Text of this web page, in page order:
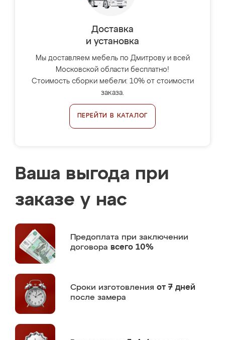
Доставка
и установка
Мы доставляем мебель по Дмитрову и всей
Московской области бесплатно!
Стоимость сборки мебели: 10% от стоимости
заказа.
ПЕРЕЙТИ В КАТАЛОГ
Ваша выгода при
заказе у нас
Предоплата при заключении
договора всего 10%
Сроки изготовления от 7 дней
после замера